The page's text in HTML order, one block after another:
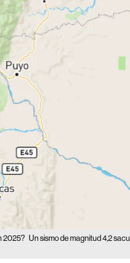
2025? Un sismo de magnitud 4,2